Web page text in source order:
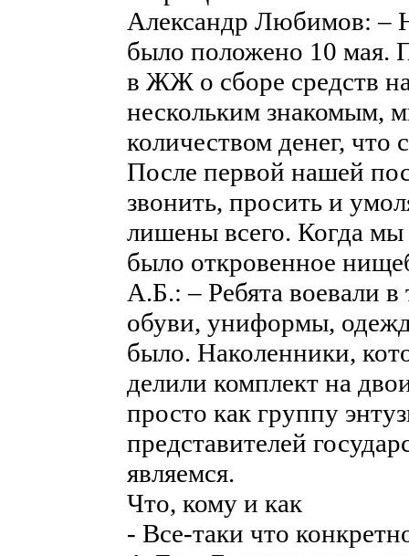
Александр Любимов: –
было положено 10 мая.
в ЖЖ о сборе средств
нескольким знакомым,
количеством денег, что
После первой нашей
звонить, просить и
лишены всего. Когда мы
было откровенное
А.Б.: – Ребята воевали
обуви, униформы,
было. Наколенники,
делили комплект на
просто как группу
представителей
являемся.
Что, кому и как
- Все-таки что